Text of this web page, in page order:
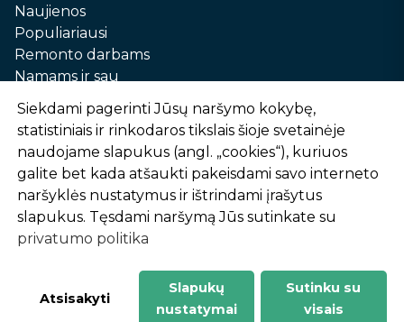
Naujienos
Populiariausi
Remonto darbams
Namams ir sau
Automobilių priežiūrai
Sodui ir daržui
Informacija
Apie mus
Prekių pirkimo – pardavimo taisyklės
Prekių pristatymas ir atsiėmimas
Garantinis aptarnavimas ir prekių grąžinimas
Privatumo politika
-
1
2
%
n
u
o
l
a
i
d
Siekdami pagerinti Jūsų naršymo kokybę,
statistiniais ir rinkodaros tikslais šioje svetainėje
naudojame slapukus (angl. „cookies“), kuriuos
galite bet kada atšaukti pakeisdami savo interneto
naršyklės nustatymus ir ištrindami įrašytus
slapukus. Tęsdami naršymą Jūs sutinkate su
privatumo politika
Atsisakyti
Slapukų
nustatymai
Sutinku su
visais